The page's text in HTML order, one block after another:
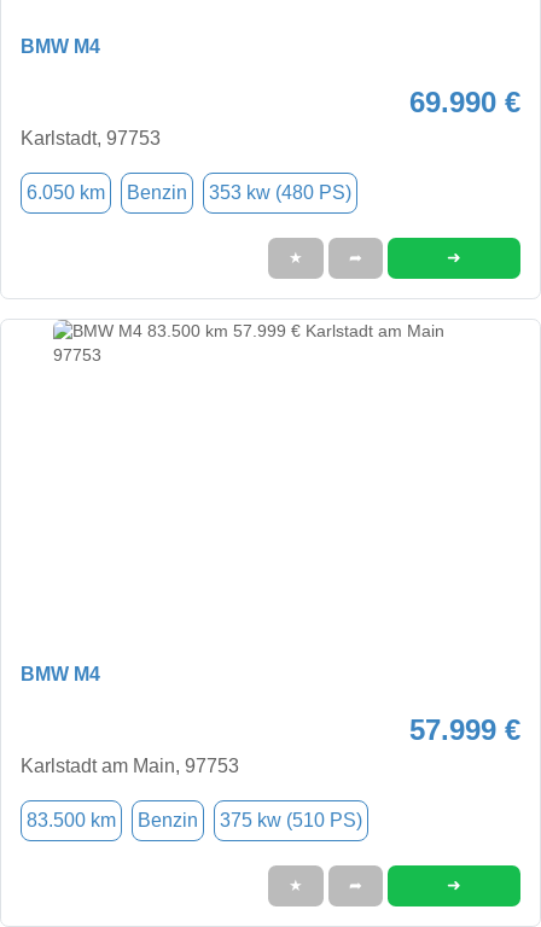
BMW M4
69.990 €
Karlstadt, 97753
6.050 km Benzin 353 kw (480 PS)
★ ➦ ➜
BMW M4
57.999 €
Karlstadt am Main, 97753
83.500 km Benzin 375 kw (510 PS)
★ ➦ ➜